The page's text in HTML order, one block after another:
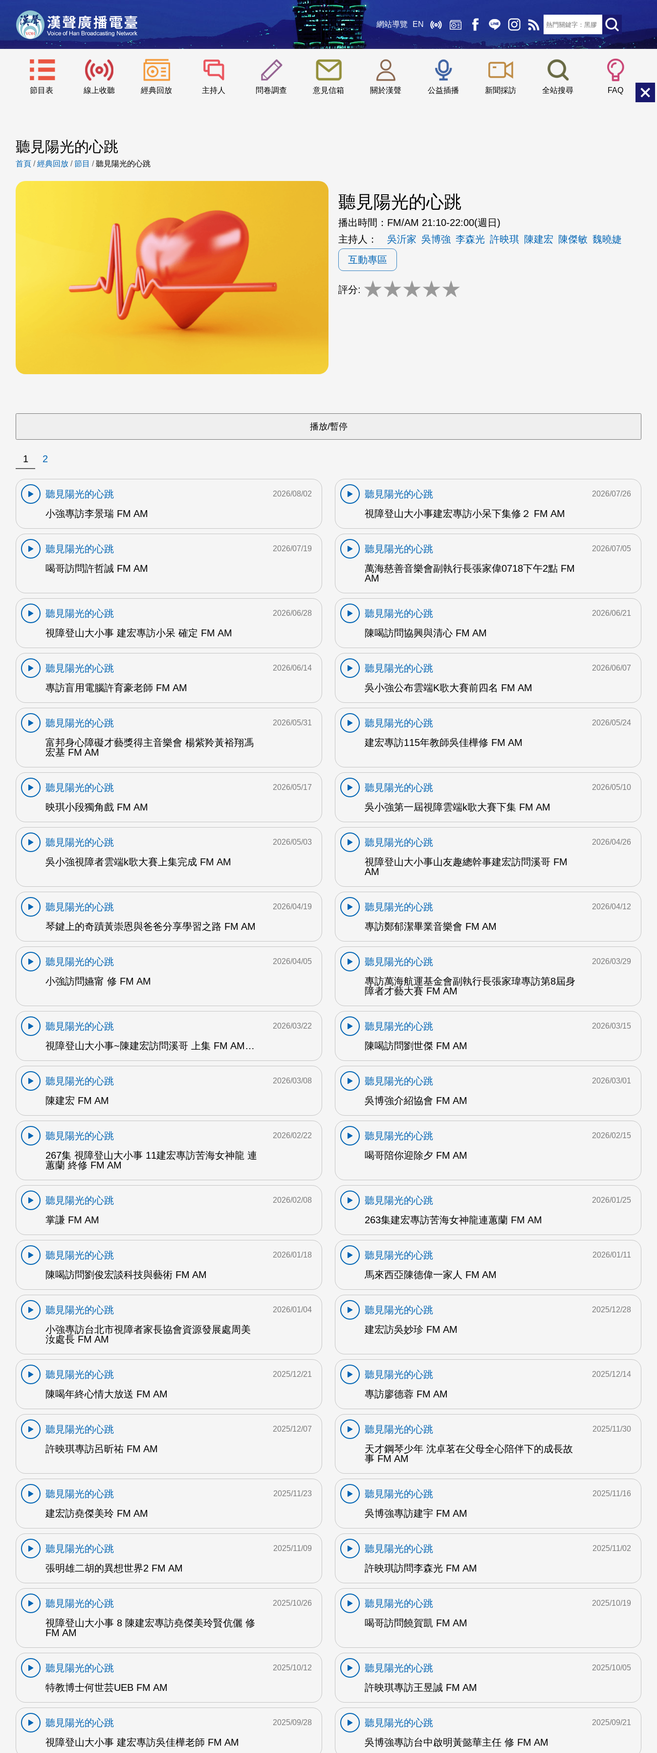
網站導覽 EN
節目表 線上收聽 經典回放 主持人 問卷調查 意見信箱 關於漢聲 公益插播 新聞採訪 全站搜尋 FAQ
::: 小 中
聽見陽光的心跳
首頁 /經典回放 /節目 /聽見陽光的心跳
聽見陽光的心跳
播出時間： FM/AM 21:10-22:00(週日)
主持人：
吳沂家 吳博強 李森光 許映琪 陳建宏 陳傑敏 魏曉婕
互動專區
評分: ★★★★★
1 2
聽見陽光的心跳
小強專訪李景瑞 FM AM
2026/08/02
聽見陽光的心跳
視障登山大小事建宏專訪小呆下集修２ FM AM
2026/07/26
聽見陽光的心跳
喝哥訪問許哲誠 FM AM
2026/07/19
聽見陽光的心跳
萬海慈善音樂會副執行長張家偉0718下午2點 FM
AM
2026/07/05
聽見陽光的心跳
視障登山大小事 建宏專訪小呆 確定 FM AM
2026/06/28
聽見陽光的心跳
陳喝訪問協興與清心 FM AM
2026/06/21
聽見陽光的心跳
專訪盲用電腦許育豪老師 FM AM
2026/06/14
聽見陽光的心跳
吳小強公布雲端K歌大賽前四名 FM AM
2026/06/07
聽見陽光的心跳
富邦身心障礙才藝獎得主音樂會 楊紫羚黃裕翔馮
宏基 FM AM
2026/05/31
聽見陽光的心跳
建宏專訪115年教師吳佳樺修 FM AM
2026/05/24
聽見陽光的心跳
映琪小段獨角戲 FM AM
2026/05/17
聽見陽光的心跳
吳小強第一屆視障雲端k歌大賽下集 FM AM
2026/05/10
聽見陽光的心跳
吳小強視障者雲端k歌大賽上集完成 FM AM
2026/05/03
聽見陽光的心跳
視障登山大小事山友趣總幹事建宏訪問溪哥 FM
AM
2026/04/26
聽見陽光的心跳
琴鍵上的奇蹟黃崇恩與爸爸分享學習之路 FM AM
2026/04/19
聽見陽光的心跳
專訪鄭郁潔畢業音樂會 FM AM
2026/04/12
聽見陽光的心跳
小強訪問嬿甯 修 FM AM
2026/04/05
聽見陽光的心跳
專訪萬海航運基金會副執行長張家瑋專訪第8屆身
障者才藝大賽 FM AM
2026/03/29
聽見陽光的心跳
視障登山大小事~陳建宏訪問溪哥 上集 FM AM…
2026/03/22
聽見陽光的心跳
陳喝訪問劉世傑 FM AM
2026/03/15
聽見陽光的心跳
陳建宏 FM AM
2026/03/08
聽見陽光的心跳
吳博強介紹協會 FM AM
2026/03/01
聽見陽光的心跳
267集 視障登山大小事 11建宏專訪苦海女神龍 連
蕙蘭 終修 FM AM
2026/02/22
聽見陽光的心跳
喝哥陪你迎除夕 FM AM
2026/02/15
聽見陽光的心跳
掌謙 FM AM
2026/02/08
聽見陽光的心跳
263集建宏專訪苦海女神龍連蕙蘭 FM AM
2026/01/25
聽見陽光的心跳
陳喝訪問劉俊宏談科技與藝術 FM AM
2026/01/18
聽見陽光的心跳
馬來西亞陳德偉一家人 FM AM
2026/01/11
聽見陽光的心跳
小強專訪台北市視障者家長協會資源發展處周美
汝處長 FM AM
2026/01/04
聽見陽光的心跳
建宏訪吳妙珍 FM AM
2025/12/28
聽見陽光的心跳
陳喝年終心情大放送 FM AM
2025/12/21
聽見陽光的心跳
專訪廖德蓉 FM AM
2025/12/14
聽見陽光的心跳
許映琪專訪呂昕祐 FM AM
2025/12/07
聽見陽光的心跳
天才鋼琴少年 沈卓茗在父母全心陪伴下的成長故
事 FM AM
2025/11/30
聽見陽光的心跳
建宏訪堯傑美玲 FM AM
2025/11/23
聽見陽光的心跳
吳博強專訪建宇 FM AM
2025/11/16
聽見陽光的心跳
張明雄二胡的異想世界2 FM AM
2025/11/09
聽見陽光的心跳
許映琪訪問李森光 FM AM
2025/11/02
聽見陽光的心跳
視障登山大小事 8 陳建宏專訪堯傑美玲賢伉儷 修
FM AM
2025/10/26
聽見陽光的心跳
喝哥訪問饒賀凱 FM AM
2025/10/19
聽見陽光的心跳
特教博士何世芸UEB FM AM
2025/10/12
聽見陽光的心跳
許映琪專訪王昱誠 FM AM
2025/10/05
聽見陽光的心跳
視障登山大小事 建宏專訪吳佳樺老師 FM AM
2025/09/28
聽見陽光的心跳
吳博強專訪台中啟明黃懿華主任 修 FM AM
2025/09/21